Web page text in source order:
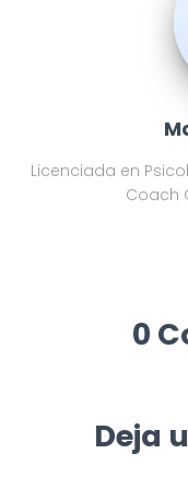
Licenciada en
Coach
0
Deja